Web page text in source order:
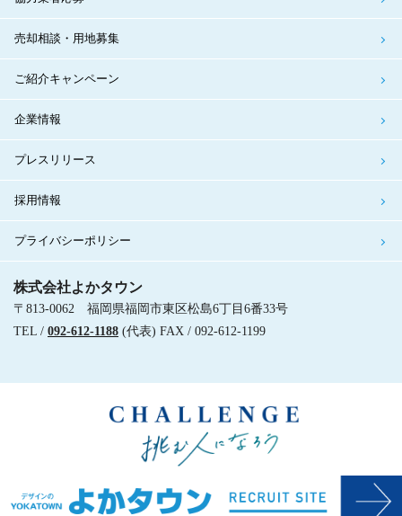
売却相談・用地募集
ご紹介キャンペーン
企業情報
プレスリリース
採用情報
プライバシーポリシー
株式会社よかタウン
〒813-0062 福岡県福岡市東区松島6丁目6番33号
TEL / 092-612-1188 (代表) FAX / 092-612-1199